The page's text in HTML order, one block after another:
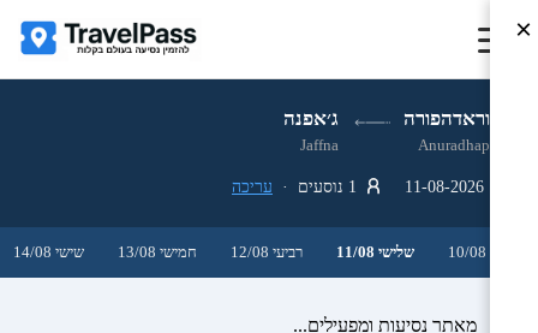
אנוראדהפורה ג׳אפנה
Anuradhapura
Jaffna
עריכה
שלישי 11/08 רביעי 12/08 חמישי 13/08 שישי 14/08
מאתר נסיעות ומפעילים...
×